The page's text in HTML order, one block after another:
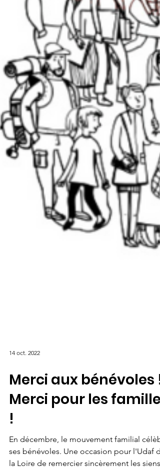
14 oct. 2022
Merci aux bénévoles !
Merci pour les familles
!
En décembre, le mouvement familial